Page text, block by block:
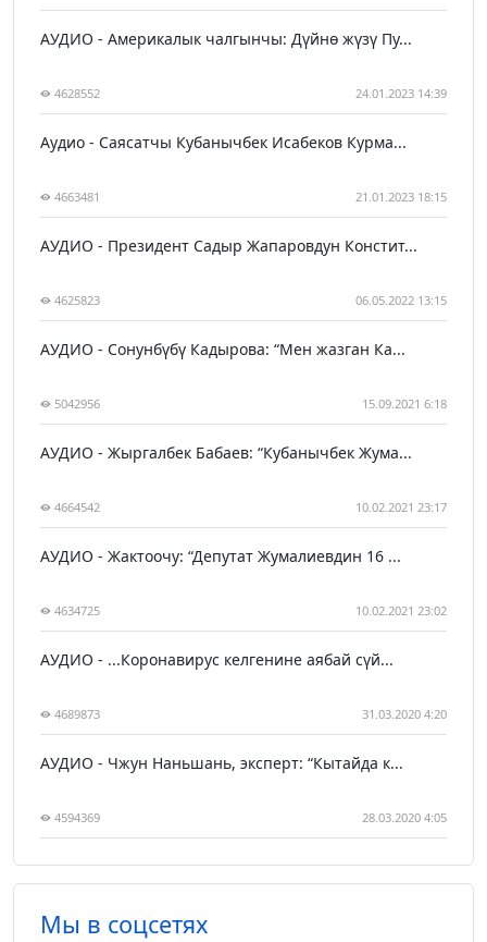
АУДИО - Америкалык чалгынчы: Дүйнө жүзү Пу...
4628552 24.01.2023 14:39
Аудио - Саясатчы Кубанычбек Исабеков Курма...
4663481 21.01.2023 18:15
АУДИО - Президент Садыр Жапаровдун Констит...
4625823 06.05.2022 13:15
АУДИО - Сонунбүбү Кадырова: “Мен жазган Ка...
5042956 15.09.2021 6:18
АУДИО - Жыргалбек Бабаев: “Кубанычбек Жума...
4664542 10.02.2021 23:17
АУДИО - Жактоочу: “Депутат Жумалиевдин 16 ...
4634725 10.02.2021 23:02
АУДИО - ...Коронавирус келгенине аябай сүй...
4689873 31.03.2020 4:20
АУДИО - Чжун Наньшань, эксперт: “Кытайда к...
4594369 28.03.2020 4:05
Мы в соцсетях